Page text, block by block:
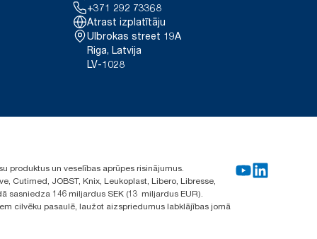
+371 292 73368
Atrast izplatītāju
Ulbrokas street 19A
Riga, Latvija
LV-1028
produktus un veselības aprūpes risinājumus.
Cutimed, JOBST, Knix, Leukoplast, Libero, Libresse,
sasniedza 146 miljardus SEK (13 miljardus EUR).
cilvēku pasaulē, laužot aizspriedumus labklājības jomā